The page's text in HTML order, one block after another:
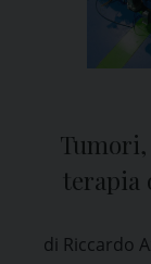
Tumori,
terapia
di Riccardo